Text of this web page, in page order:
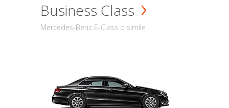
Business Class
Mercedes-Benz E-Class o simile